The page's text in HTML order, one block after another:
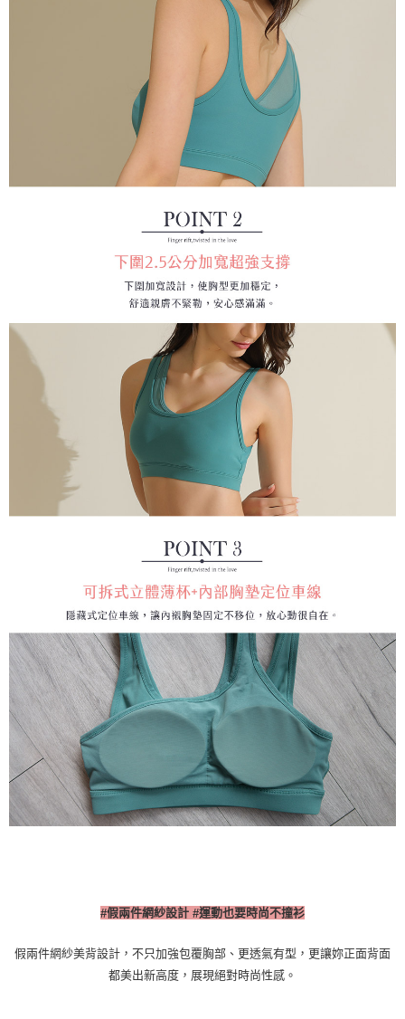
#假兩件網紗設計 #運動也要時尚不撞衫
假兩件網紗美背設計，不只加強包覆胸部、更透氣有型，更讓妳正面背面
都美出新高度，展現絕對時尚性感。